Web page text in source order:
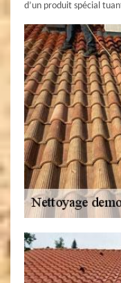
d’un produit spécial